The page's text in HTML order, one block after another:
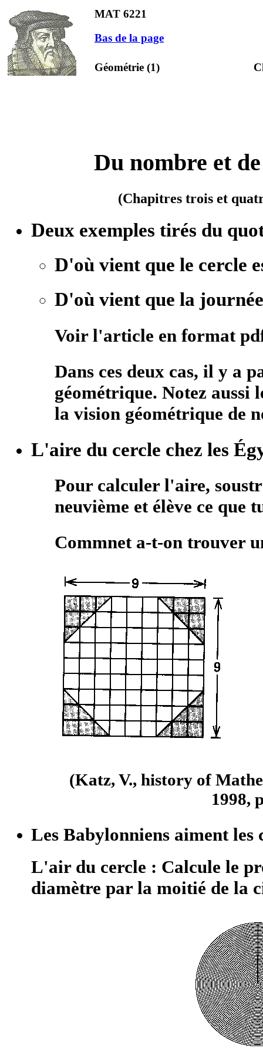
MAT 6221
Bas de la page
Géométrie (1)
Du nombre et
(Chapitres trois et
Deux exemples tirés du
D'où vient que le cercle
D'où vient que la
Voir l'article en format
Dans ces deux cas, il y a
géométrique. Notez aussi
la vision géométrique de
L'aire du cercle chez les
Pour calculer l'aire,
neuvième et élève ce que
Commnet a-t-on trouver
(Katz, V., history of
1998,
Les Babylonniens aiment les
L'air du cercle : Calcule le
diamètre par la moitié de la